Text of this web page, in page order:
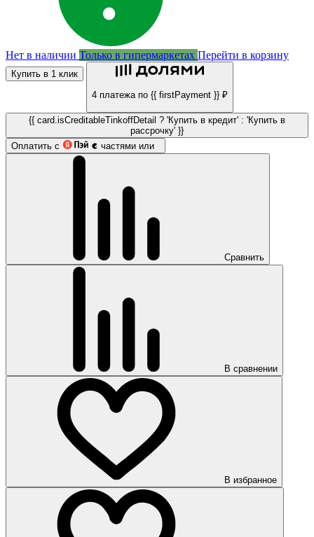
Нет в наличии Только в гипермаркетах Перейти в корзину
Купить в 1 клик
4 платежа по {{ firstPayment }} ₽
{{ card.isCreditableTinkoffDetail ? 'Купить в кредит' : 'Купить в
рассрочку' }}
Оплатить с
частями или
Сравнить
В сравнении
В избранное